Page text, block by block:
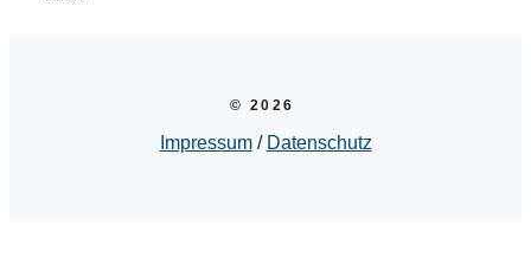
© 2026
Impressum/ Datenschutz